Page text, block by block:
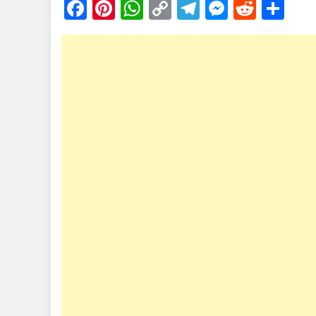
Facebook
Pinterest
WhatsApp
Copy
Link
TelegramReddit